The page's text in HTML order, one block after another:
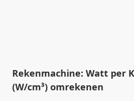
Rekenmachine: Watt per
(W/cm³) omrekenen